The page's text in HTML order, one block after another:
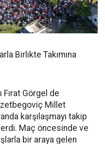
Birlikte Takımına
Fırat Görgel de
Millet
karşılaşmayı takip
Maç öncesinde ve
bir araya gelen